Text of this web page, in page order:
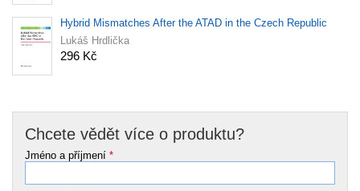
Hybrid Mismatches After the ATAD in the Czech Republic
Lukáš Hrdlička
296 Kč
Chcete vědět více o produktu?
Jméno a příjmení *